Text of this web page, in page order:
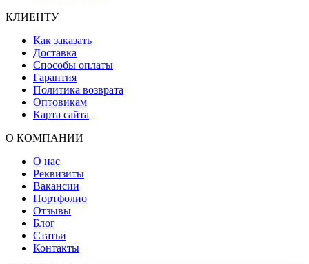
КЛИЕНТУ
Как заказать
Доставка
Способы оплаты
Гарантия
Политика возврата
Оптовикам
Карта сайта
О КОМПАНИИ
О нас
Реквизиты
Вакансии
Портфолио
Отзывы
Блог
Статьи
Контакты